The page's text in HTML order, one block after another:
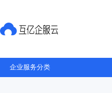
企业服务分类